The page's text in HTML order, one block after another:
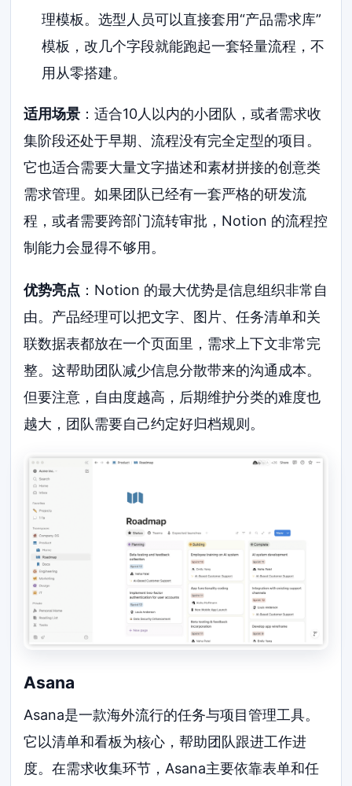
理模板。选型人员可以直接套用“产品需求库”
模板，改几个字段就能跑起一套轻量流程，不
用从零搭建。
适用场景 ：适合10人以内的小团队，或者需求收
集阶段还处于早期、流程没有完全定型的项目。
它也适合需要大量文字描述和素材拼接的创意类
需求管理。如果团队已经有一套严格的研发流
程，或者需要跨部门流转审批，Notion 的流程控
制能力会显得不够用。
优势亮点 ：Notion 的最大优势是信息组织非常自
由。产品经理可以把文字、图片、任务清单和关
联数据表都放在一个页面里，需求上下文非常完
整。这帮助团队减少信息分散带来的沟通成本。
但要注意，自由度越高，后期维护分类的难度也
越大，团队需要自己约定好归档规则。
Asana
Asana是一款海外流行的任务与项目管理工具。
它以清单和看板为核心，帮助团队跟进工作进
度。在需求收集环节，Asana主要依靠表单和任